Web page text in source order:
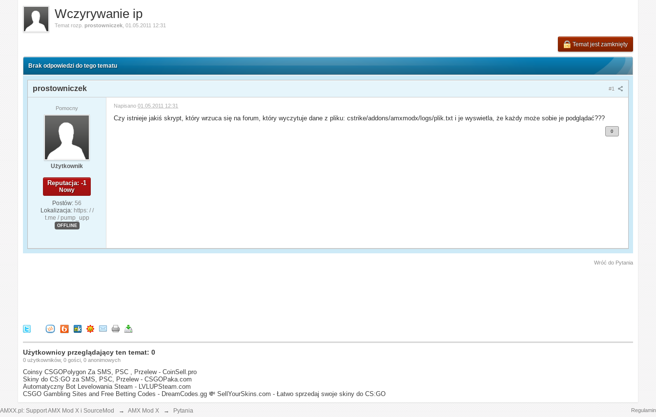
Wczyrywanie ip
Temat rozp. prostowniczek ,01.05.2011 12:31
Temat jest zamknięty
Brak odpowiedzi do tego tematu
#1
prostowniczek
Pomocny
Użytkownik
Reputacja: -1
Nowy
Postów: 56
Lokalizacja: https: / /
t.me / pump_upp
OFFLINE
Napisano01.05.2011 12:31
Czy istnieje jakiś skrypt, który wrzuca się na forum, który wyczytuje dane z pliku: cstrike/addons/amxmodx/logs/plik.txt i je wyswietla, że każdy może sobie je podglądać???
0
Wróć do Pytania
Użytkownicy przeglądający ten temat: 0
0 użytkowników, 0 gości, 0 anonimowych
Coinsy CSGOPolygon Za SMS, PSC , Przelew - CoinSell.pro
Skiny do CS:GO za SMS, PSC, Przelew - CSGOPaka.com
Automatyczny Bot Levelowania Steam - LVLUPSteam.com
CSGO Gambling Sites and Free Betting Codes - DreamCodes.gg 💸 SellYourSkins.com - Łatwo sprzedaj swoje skiny do CS:GO
AMXX.pl: Support AMX Mod X i SourceMod → AMX Mod X → Pytania Regulamin